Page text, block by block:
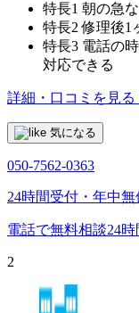
特長1 朝の急
特長2 修理後1
特長3 電話の
対応できる
詳細・口コミを見る
気になる
050-7562-0363
24時間受付・年中無
電話で無料相談24
2